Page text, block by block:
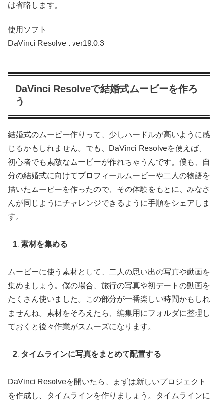
は省略します。
使用ソフト
DaVinci Resolve : ver19.0.3
DaVinci Resolveで結婚式ムービーを作ろ
う
結婚式のムービー作りって、少しハードルが高いように感
じるかもしれません。でも、DaVinci Resolveを使えば、
初心者でも素敵なムービーが作れちゃうんです。僕も、自
分の結婚式に向けてプロフィールムービーや二人の物語を
描いたムービーを作ったので、その体験をもとに、みなさ
んが同じようにチャレンジできるように手順をシェアしま
す。
1. 素材を集める
ムービーに使う素材として、二人の思い出の写真や動画を
集めましょう。僕の場合、旅行の写真や初デートの動画を
たくさん使いました。この部分が一番楽しい時間かもしれ
ませんね。素材をそろえたら、編集用にフォルダに整理し
ておくと後々作業がスムーズになります。
2. タイムラインに写真をまとめて配置する
DaVinci Resolveを開いたら、まずは新しいプロジェクト
を作成し、タイムラインを作りましょう。タイムラインに